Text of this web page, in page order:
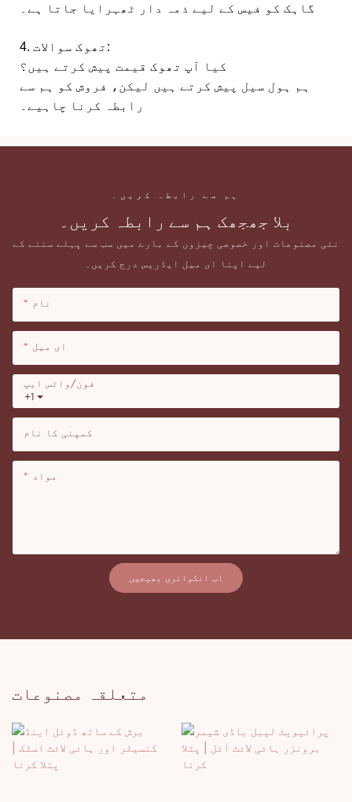
گاہک کو فیس کے لیے ذمہ دار ٹھہرایا جاتا ہے۔
4. تھوک سوالات:
کیا آپ تھوک قیمت پیش کرتے ہیں؟
ہم ہول سیل پیش کرتے ہیں لیکن، فروش کو ہم سے
رابطہ کرنا چاہیے۔
ہم سے رابطہ کریں۔
بلا جھجھک ہم سے رابطہ کریں۔
نئی مصنوعات اور خصوصی چیزوں کے بارے میں سب سے پہلے سننے کے
لیے اپنا ای میل ایڈریس درج کریں۔
نام
ای میل
+1
فون/واٹس ایپ
کمپنی کا نام
مواد
اب انکوائری بھیجیں
متعلقہ مصنوعات